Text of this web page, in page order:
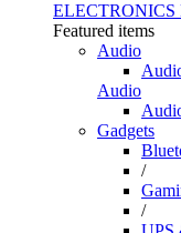
ELECTRONICS
Featured items
Audio
Audio
Gadgets
/
/